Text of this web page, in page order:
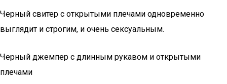
Черный свитер с открытыми плечами одновременно
выглядит и строгим, и очень сексуальным.
Черный джемпер с длинным рукавом и открытыми
плечами